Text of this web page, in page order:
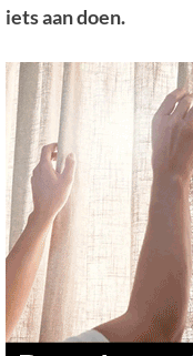
iets aan doen.